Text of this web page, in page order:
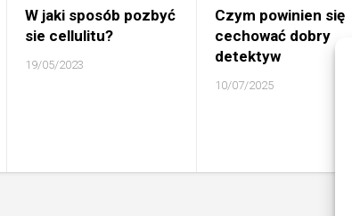
W jaki sposób pozbyć
sie cellulitu?
19/05/2023
Czym powinien się
cechować dobry
detektyw
10/07/2025